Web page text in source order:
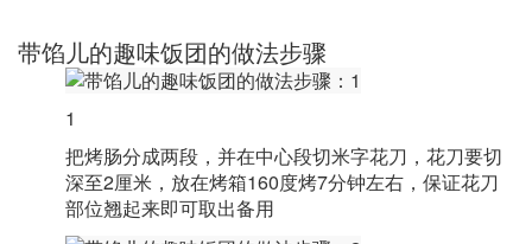
带馅儿的趣味饭团的做法步骤
1
把烤肠分成两段，并在中心段切米字花刀，花刀要切
深至2厘米，放在烤箱160度烤7分钟左右，保证花刀
部位翘起来即可取出备用